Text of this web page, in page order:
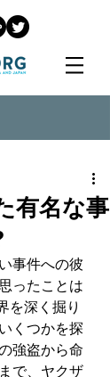
有名な事
事件への彼
ったことは
を深く掘り
くつかを探
強盗から命
で、ヤクザ